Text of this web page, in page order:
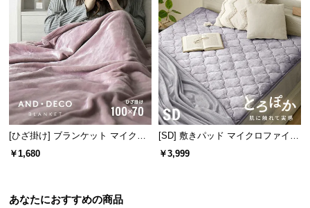
保
証
に
つ
い
て
会
約
[ひざ掛け] ブランケット マイクロ
ファイバー
￥1,680
[SD] 敷きパッド マイクロファイバ
ー
￥3,999
あなたにおすすめの商品